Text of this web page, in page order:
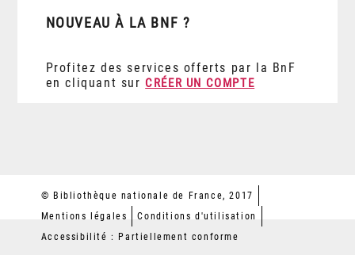
NOUVEAU À LA BNF ?
Profitez des services offerts par la BnF
en cliquant sur CRÉER UN COMPTE
© Bibliothèque nationale de France, 2017
Mentions légales
Conditions d'utilisation
Accessibilité : Partiellement conforme